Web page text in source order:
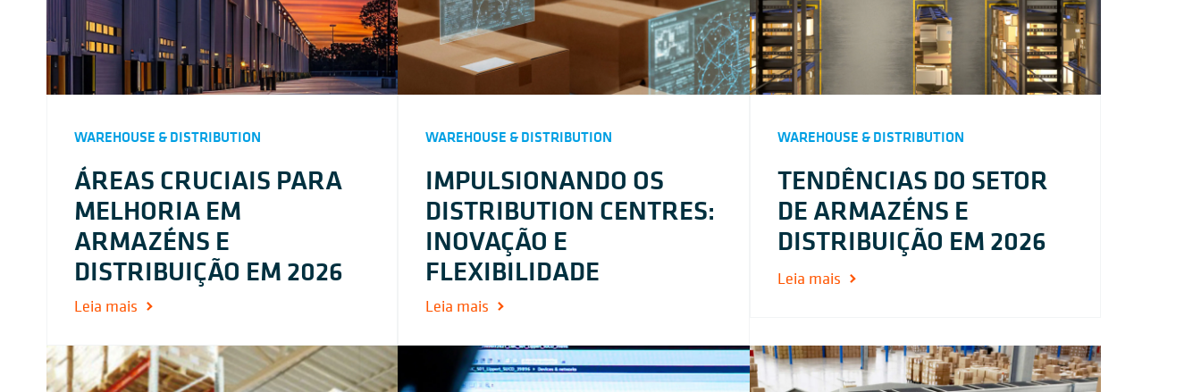
WAREHOUSE & DISTRIBUTION
ÁREAS CRUCIAIS PARA
MELHORIA EM
ARMAZÉNS E
DISTRIBUIÇÃO EM 2026
Leia mais
WAREHOUSE & DISTRIBUTION
IMPULSIONANDO OS
DISTRIBUTION CENTRES:
INOVAÇÃO E
FLEXIBILIDADE
Leia mais
WAREHOUSE & DISTRIBUTION
TENDÊNCIAS DO SETOR
DE ARMAZÉNS E
DISTRIBUIÇÃO EM 2026
Leia mais